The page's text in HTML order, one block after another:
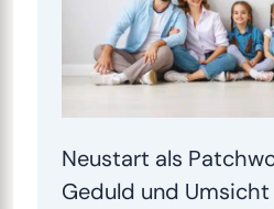
Neustart als
Geduld und Umsicht